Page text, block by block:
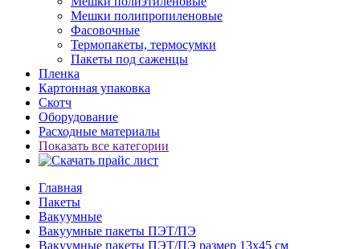
Мешки полипропиленовые
Фасовочные
Термопакеты, термосумки
Пакеты под саженцы
Пленка
Картонная упаковка
Скотч
Оборудование
Расходные материалы
Показать все категории
Главная
Пакеты
Вакуумные
Вакуумные пакеты ПЭТ/ПЭ
Вакуумные пакеты ПЭТ/ПЭ размер 13x45 см